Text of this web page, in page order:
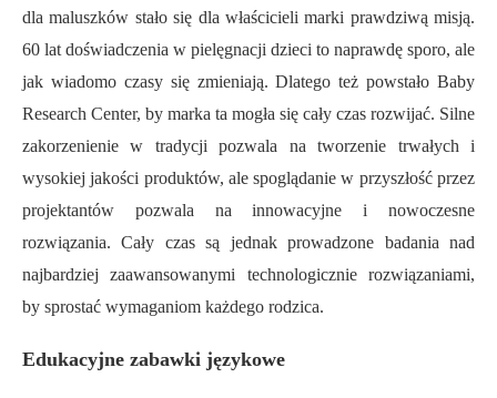
dla maluszków stało się dla właścicieli marki prawdziwą misją.
60 lat doświadczenia w pielęgnacji dzieci to naprawdę sporo, ale
jak wiadomo czasy się zmieniają. Dlatego też powstało Baby
Research Center, by marka ta mogła się cały czas rozwijać. Silne
zakorzenienie w tradycji pozwala na tworzenie trwałych i
wysokiej jakości produktów, ale spoglądanie w przyszłość przez
projektantów pozwala na innowacyjne i nowoczesne
rozwiązania. Cały czas są jednak prowadzone badania nad
najbardziej zaawansowanymi technologicznie rozwiązaniami,
by sprostać wymaganiom każdego rodzica.
Edukacyjne zabawki językowe